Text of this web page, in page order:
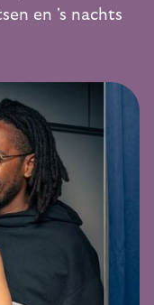
en 's nachts